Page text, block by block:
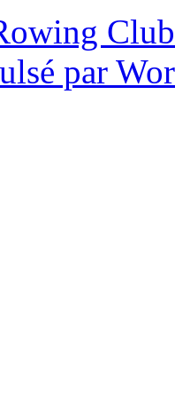
Club
par